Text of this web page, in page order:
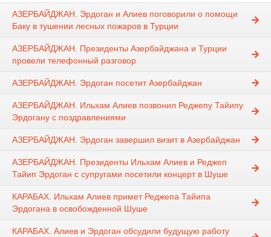
АЗЕРБАЙДЖАН. Эрдоган и Алиев поговорили о помощи
Баку в тушении лесных пожаров в Турции
АЗЕРБАЙДЖАН. Президенты Азербайджана и Турции
провели телефонный разговор
АЗЕРБАЙДЖАН. Эрдоган посетит Азербайджан
АЗЕРБАЙДЖАН. Ильхам Алиев позвонил Реджепу Тайипу
Эрдогану с поздравлениями
АЗЕРБАЙДЖАН. Эрдоган завершил визит в Азербайджан
АЗЕРБАЙДЖАН. Президенты Ильхам Алиев и Реджеп
Тайип Эрдоган с супругами посетили концерт в Шуше
КАРАБАХ. Ильхам Алиев примет Реджепа Тайипа
Эрдогана в освобожденной Шуше
КАРАБАХ. Алиев и Эрдоган обсудили будущую работу